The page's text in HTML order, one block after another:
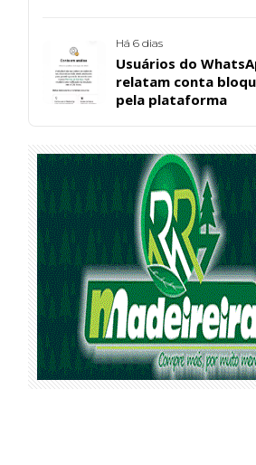
encontrado em
em Patos
Há 6 dias
Usuários do
relatam conta
pela plataforma